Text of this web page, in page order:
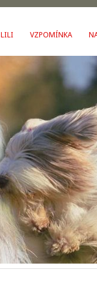
LILI VZPOMÍNKA